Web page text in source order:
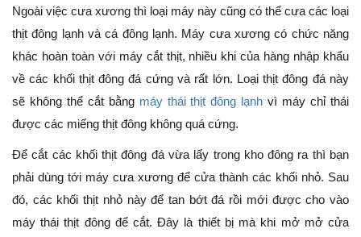
Ngoài việc cưa xương thì loại máy này cũng có thể cưa các loại
thịt đông lạnh và cá đông lạnh. Máy cưa xương có chức năng
khác hoàn toàn với máy cắt thịt, nhiều khi của hàng nhập khẩu
về các khối thịt đông đá cứng và rất lớn. Loại thịt đông đá này
sẽ không thể cắt bằng máy thái thịt đông lạnh vì máy chỉ thái
được các miếng thịt đông không quá cứng.
Để cắt các khối thịt đông đá vừa lấy trong kho đông ra thì bạn
phải dùng tới máy cưa xương để cửa thành các khối nhỏ. Sau
đó, các khối thịt nhỏ này để tan bớt đá rồi mới được cho vào
máy thái thịt đông để cắt. Đây là thiết bị mà khi mở mở cửa